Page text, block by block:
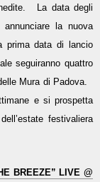
La data degli
la nuova
prima data di lancio
seguiranno quattro
Mura di Padova.
e si prospetta
festivaliera
BREEZE” LIVE @